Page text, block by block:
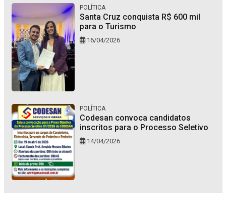
POLÍTICA
Santa Cruz conquista R$ 600 mil
para o Turismo
16/04/2026
POLÍTICA
Codesan convoca candidatos
inscritos para o Processo Seletivo
14/04/2026